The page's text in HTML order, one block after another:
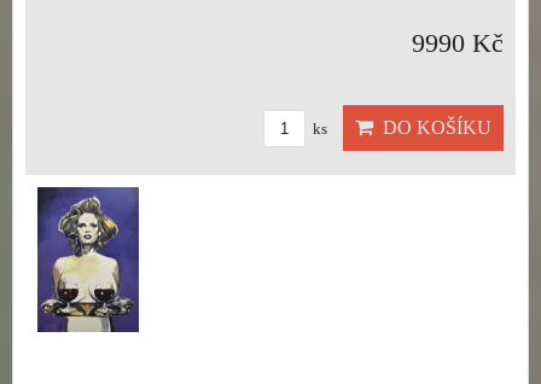
9990 Kč
ks DO KOŠÍKU